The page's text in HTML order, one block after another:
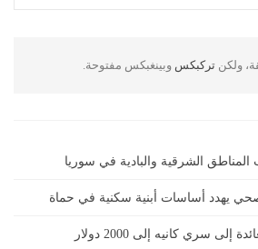
ولكن تركبكس وبينغبكس مفتوحة.
الشرقية والبادية في سوريا
يهدد أساسات أبنية سكنية في حماة
سري كانيه إلى 2000 دولار